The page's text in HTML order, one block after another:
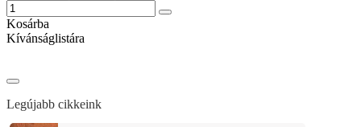
Kosárba
Kívánságlistára
Legújabb cikkeink